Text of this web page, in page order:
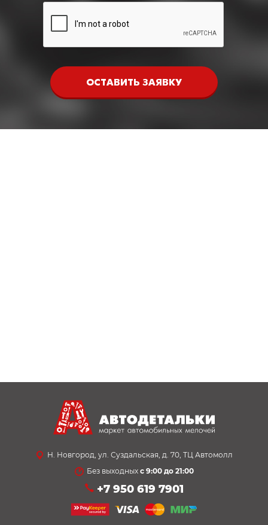
ОСТАВИТЬ ЗАЯВКУ
Н. Новгород, ул. Суздальская, д. 70, ТЦ Автомолл
Без выходных с 9:00 до 21:00
+7 950 619 7901